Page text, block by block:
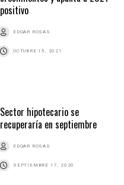
positivo
EDGAR ROSAS
OCTUBRE 15, 2021
Sector hipotecario se
recuperaría en septiembre
EDGAR ROSAS
SEPTIEMBRE 17, 2020